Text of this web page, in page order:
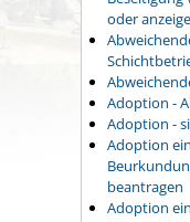
oder
Adoption -
Adoption -
Adoption
beantragen
Adoption